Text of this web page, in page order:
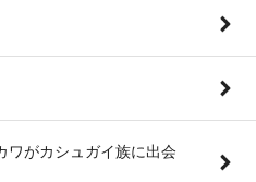
ワがカシュガイ族に出会